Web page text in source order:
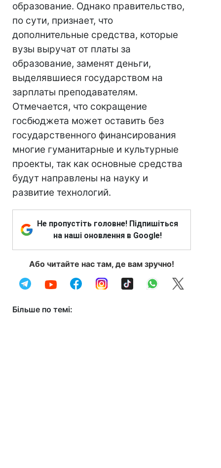
образование. Однако правительство,
по сути, признает, что
дополнительные средства, которые
вузы выручат от платы за
образование, заменят деньги,
выделявшиеся государством на
зарплаты преподавателям.
Отмечается, что сокращение
госбюджета может оставить без
государственного финансирования
многие гуманитарные и культурные
проекты, так как основные средства
будут направлены на науку и
развитие технологий.
Не пропустіть головне! Підпишіться
на наші оновлення в Google!
Або читайте нас там, де вам зручно!
Більше по темі: